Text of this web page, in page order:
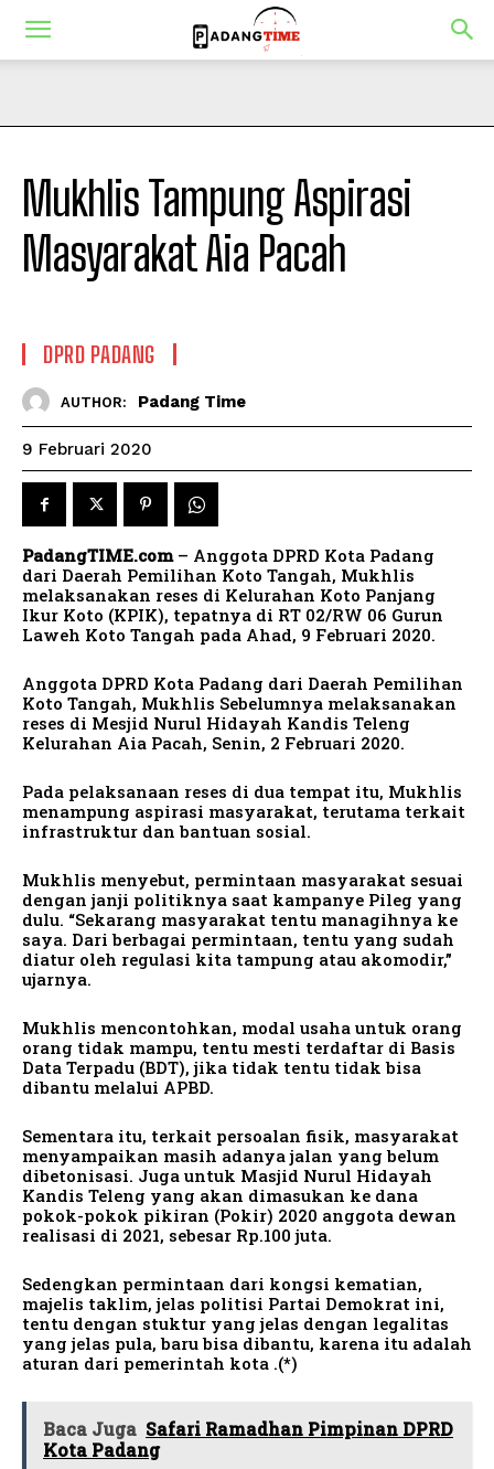
Mukhlis Tampung Aspirasi
Masyarakat Aia Pacah
DPRD PADANG
AUTHOR: Padang Time
9 Februari 2020
PadangTIME.com– Anggota DPRD Kota Padang
dari Daerah Pemilihan Koto Tangah, Mukhlis
melaksanakan reses di Kelurahan Koto Panjang
Ikur Koto (KPIK), tepatnya di RT 02/RW 06 Gurun
Laweh Koto Tangah pada Ahad, 9 Februari 2020.
Anggota DPRD Kota Padang dari Daerah Pemilihan
Koto Tangah, Mukhlis Sebelumnya melaksanakan
reses di Mesjid Nurul Hidayah Kandis Teleng
Kelurahan Aia Pacah, Senin, 2 Februari 2020.
Pada pelaksanaan reses di dua tempat itu, Mukhlis
menampung aspirasi masyarakat, terutama terkait
infrastruktur dan bantuan sosial.
Mukhlis menyebut, permintaan masyarakat sesuai
dengan janji politiknya saat kampanye Pileg yang
dulu. “Sekarang masyarakat tentu managihnya ke
saya. Dari berbagai permintaan, tentu yang sudah
diatur oleh regulasi kita tampung atau akomodir,”
ujarnya.
Mukhlis mencontohkan, modal usaha untuk orang
orang tidak mampu, tentu mesti terdaftar di Basis
Data Terpadu (BDT), jika tidak tentu tidak bisa
dibantu melalui APBD.
Sementara itu, terkait persoalan fisik, masyarakat
menyampaikan masih adanya jalan yang belum
dibetonisasi. Juga untuk Masjid Nurul Hidayah
Kandis Teleng yang akan dimasukan ke dana
pokok-pokok pikiran (Pokir) 2020 anggota dewan
realisasi di 2021, sebesar Rp.100 juta.
Sedengkan permintaan dari kongsi kematian,
majelis taklim, jelas politisi Partai Demokrat ini,
tentu dengan stuktur yang jelas dengan legalitas
yang jelas pula, baru bisa dibantu, karena itu adalah
aturan dari pemerintah kota .(*)
Baca Juga Safari Ramadhan Pimpinan DPRD
Kota Padang